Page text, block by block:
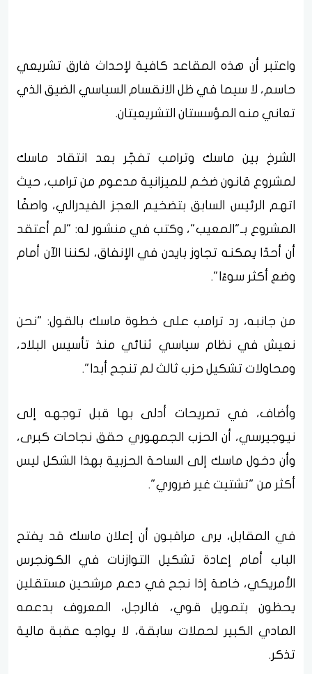
واعتبر أن هذه المقاعد كافية لإحداث فارق تشريعي
حاسم، لا سيما في ظل الانقسام السياسي الضيق الذي
تعاني منه المؤسستان التشريعيتان.
الشرخ بين ماسك وترامب تفجّر بعد انتقاد ماسك
لمشروع قانون ضخم للميزانية مدعوم من ترامب، حيث
اتهم الرئيس السابق بتضخيم العجز الفيدرالي، واصفًا
المشروع بـ"المعيب"، وكتب في منشور له: "لم أعتقد
أن أحدًا يمكنه تجاوز بايدن في الإنفاق، لكننا الآن أمام
وضع أكثر سوءًا".
من جانبه، رد ترامب على خطوة ماسك بالقول: "نحن
نعيش في نظام سياسي ثنائي منذ تأسيس البلاد،
ومحاولات تشكيل حزب ثالث لم تنجح أبدا".
وأضاف، في تصريحات أدلى بها قبل توجهه إلى
نيوجيرسي، أن الحزب الجمهوري حقق نجاحات كبرى،
وأن دخول ماسك إلى الساحة الحزبية بهذا الشكل ليس
أكثر من "تشتيت غير ضروري".
في المقابل، يرى مراقبون أن إعلان ماسك قد يفتح
الباب أمام إعادة تشكيل التوازنات في الكونجرس
الأمريكي، خاصة إذا نجح في دعم مرشحين مستقلين
يحظون بتمويل قوي، فالرجل، المعروف بدعمه
المادي الكبير لحملات سابقة، لا يواجه عقبة مالية
تذكر.